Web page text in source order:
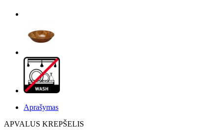
Aprašymas
APVALUS KREPŠELIS